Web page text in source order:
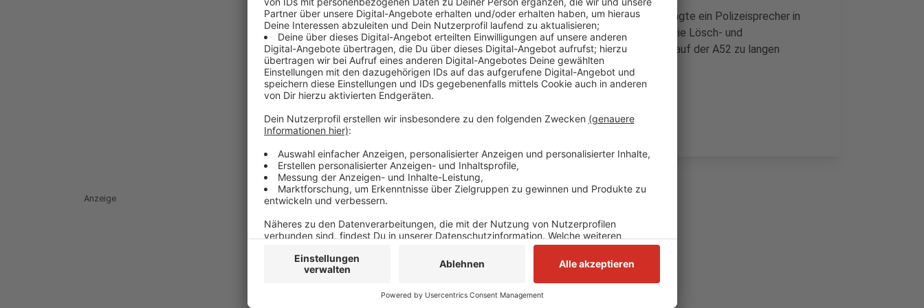
Die Menschen in dem Reisebus seien alle unverletzt geblieben, sagte ein Polizeisprecher in
Düsseldorf. Die Polizei hat die Autobahn in beide Richtungen für die Lösch- und
Reinigungsarbeiten vorübergehend gesperrt. In der Folge kam es auf der A52 zu langen
Rückstaus.
Anzeige
Anzeige